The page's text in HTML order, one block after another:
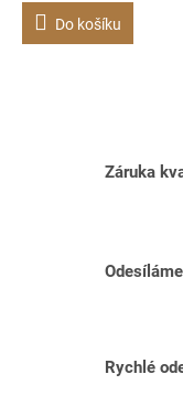
Do košíku
Záruka
Rychlé